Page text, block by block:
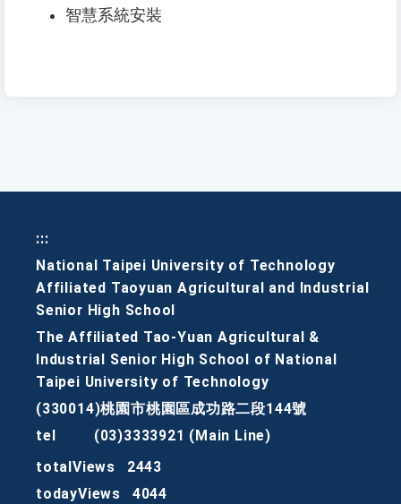
智慧系統安裝
:::
National Taipei University of Technology
Affiliated Taoyuan Agricultural and Industrial
Senior High School
The Affiliated Tao-Yuan Agricultural &
Industrial Senior High School of National
Taipei University of Technology
(330014)桃園市桃園區成功路二段144號
tel
(03)3333921 (Main Line)
totalViews
2443
todayViews
4044